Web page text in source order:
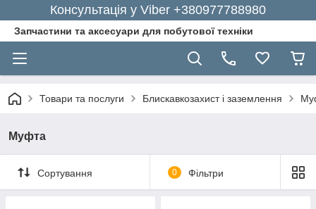
Консультація у Viber +380977788980
Запчастини та аксесуари для побутової техніки
Товари та послуги Блискавкозахист і заземлення
Муфта
Сортування 0 Фільтри